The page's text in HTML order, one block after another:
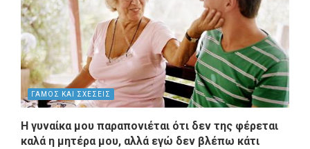
ΓΑΜΟΣ ΚΑΙ ΣΧΕΣΕΙΣ
Η γυναίκα μου παραπονιέται ότι δεν της φέρεται
καλά η μητέρα μου, αλλά εγώ δεν βλέπω κάτι